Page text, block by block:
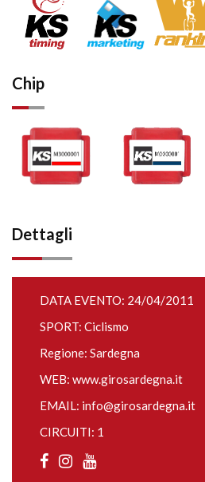
Chip
Dettagli
DATA EVENTO: 24/04/2011
SPORT: Ciclismo
Regione: Sardegna
WEB: www.girosardegna.it
EMAIL: info@girosardegna.it
CIRCUITI: 1